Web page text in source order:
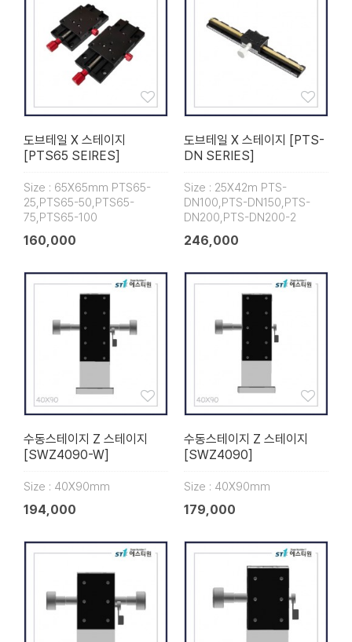
도브테일 X 스테이지
[PTS65 SEIRES]
Size : 65X65mm PTS65-
25,PTS65-50,PTS65-
75,PTS65-100
160,000
도브테일 X 스테이지 [PTS-
DN SERIES]
Size : 25X42m PTS-
DN100,PTS-DN150,PTS-
DN200,PTS-DN200-2
246,000
수동스테이지 Z 스테이지
[SWZ4090-W]
Size : 40X90mm
194,000
수동스테이지 Z 스테이지
[SWZ4090]
Size : 40X90mm
179,000